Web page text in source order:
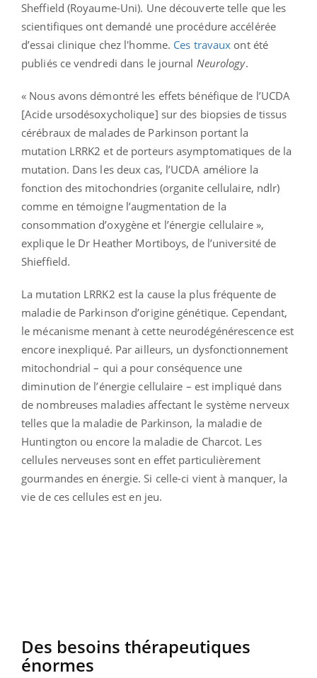
Sheffield (Royaume-Uni). Une découverte telle que les
scientifiques ont demandé une procédure accélérée
d’essai clinique chez l'homme. Ces travaux ont été
publiés ce vendredi dans le journal Neurology.
« Nous avons démontré les effets bénéfique de l’UCDA
[Acide ursodésoxycholique] sur des biopsies de tissus
cérébraux de malades de Parkinson portant la
mutation LRRK2 et de porteurs asymptomatiques de la
mutation. Dans les deux cas, l’UCDA améliore la
fonction des mitochondries (organite cellulaire, ndlr)
comme en témoigne l’augmentation de la
consommation d’oxygène et l’énergie cellulaire »,
explique le Dr Heather Mortiboys, de l’université de
Shieffield.
La mutation LRRK2 est la cause la plus fréquente de
maladie de Parkinson d’origine génétique. Cependant,
le mécanisme menant à cette neurodégénérescence est
encore inexpliqué. Par ailleurs, un dysfonctionnement
mitochondrial – qui a pour conséquence une
diminution de l’énergie cellulaire – est impliqué dans
de nombreuses maladies affectant le système nerveux
telles que la maladie de Parkinson, la maladie de
Huntington ou encore la maladie de Charcot. Les
cellules nerveuses sont en effet particulièrement
gourmandes en énergie. Si celle-ci vient à manquer, la
vie de ces cellules est en jeu.
Des besoins thérapeutiques
énormes